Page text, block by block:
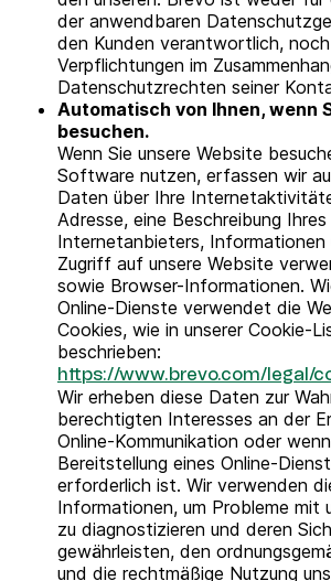
der anwendbaren
den Kunden verantwortlich,
Verpflichtungen im
Datenschutzrechten seiner
Automatisch von Ihnen, wenn
besuchen.
Wenn Sie unsere Website
Software nutzen, erfassen wir
Daten über Ihre
Adresse, eine Beschreibung Ihres
Internetanbieters, Informationen
Zugriff auf unsere Website
sowie Browser-Informationen.
Online-Dienste verwendet die
Cookies, wie in unserer Cookie-
beschrieben:
https://www.brevo.com/legal/
Wir erheben diese Daten zur
berechtigten Interesses an der
Online-Kommunikation oder
Bereitstellung eines Online-
erforderlich ist. Wir verwenden
Informationen, um Probleme mit
zu diagnostizieren und deren
gewährleisten, den
und die rechtmäßige Nutzung